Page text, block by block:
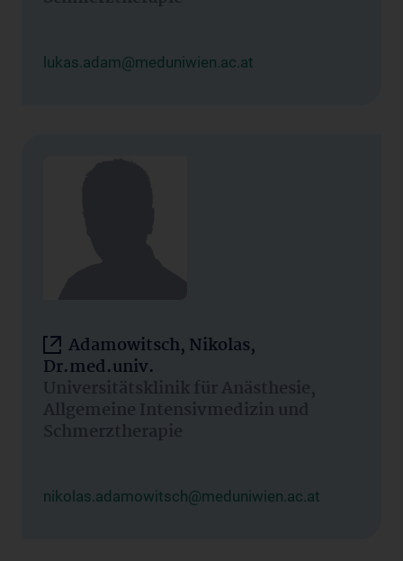
lukas.adam@meduniwien.ac.at
Adamowitsch, Nikolas,
Dr.med.univ.
Universitätsklinik für Anästhesie,
Allgemeine Intensivmedizin und
Schmerztherapie
nikolas.adamowitsch@meduniwien.ac.at